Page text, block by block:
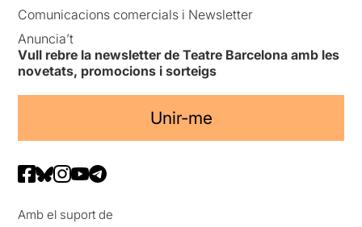
Comunicacions comercials i Newsletter
Anuncia’t
Vull rebre la newsletter de Teatre Barcelona amb les
novetats, promocions i sorteigs
Unir-me
Amb el suport de